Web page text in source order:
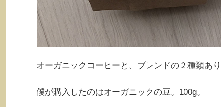
オーガニックコーヒーと、ブレンドの２種類あ
僕が購入したのはオーガニックの豆。100g。